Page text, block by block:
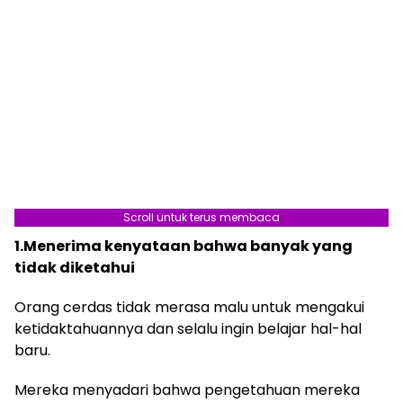
Scroll untuk terus membaca
1.Menerima kenyataan bahwa banyak yang
tidak diketahui
Orang cerdas tidak merasa malu untuk mengakui
ketidaktahuannya dan selalu ingin belajar hal-hal
baru.
Mereka menyadari bahwa pengetahuan mereka